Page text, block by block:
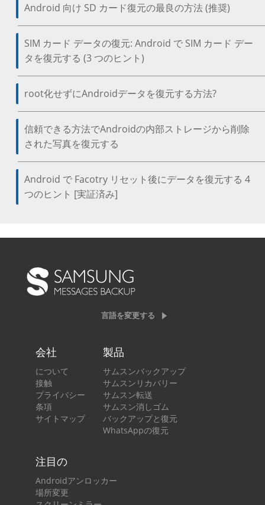
Android 向け SD カード復元の最良の方法 (推奨)
SIM カード データの復元: Android で SIM カード デー
タを復元する (3 つのヒント)
root化せずにAndroidデータを復元する方法?
信頼できる方法でAndroidの内部ストレージから削除
された写真を復元する
Android で Facotry リセット後にデータを復元する 4
つのヒント [実証済み]
言語を変更する
会社
について
接触
プライバシー
条項
サイトマップ
製品
サムスンバックアップ
サムスンリカバリー
サムスン転送
サムスン消しゴム
バックアップと復元
WhatsAppの復元
注目の
Androidアンロッカー
場所変更